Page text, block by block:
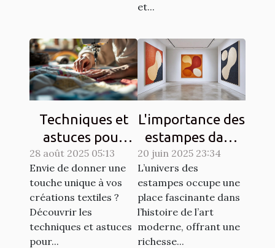
et...
Techniques et
astuces pour
matelasser son
propre tissu
28 août 2025 05:13
Envie de donner une
touche unique à vos
créations textiles ?
Découvrir les
techniques et astuces
pour...
L'importance des
estampes dans
l'art moderne
20 juin 2025 23:34
L’univers des
estampes occupe une
place fascinante dans
l’histoire de l’art
moderne, offrant une
richesse...